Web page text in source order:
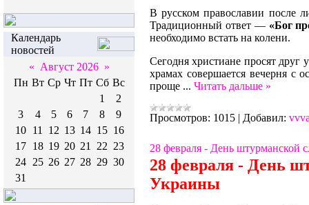
Календарь
новостей
« Август 2026 »
Пн Вт Ср Чт Пт Сб Вс
1
2
3
4 5 6 7 8
9
10 11 12 13 14 15 16
17 18 19 20 21 22 23
24 25 26 27 28 29 30
31
В русском православии после
Традиционный ответ — «Бог
необходимо встать на колени.
Сегодня христиане просят
храмах совершается вечерня с
проще ... Читать дальше »
Просмотров: 1015 | Добавил:
28 февраля - День штурманской
28 февраля - День
Украины